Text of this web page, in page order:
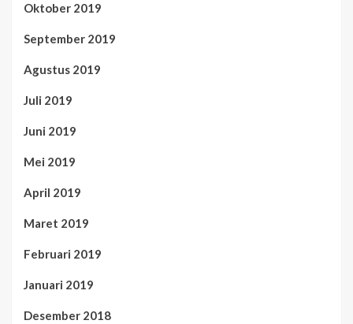
Oktober 2019
September 2019
Agustus 2019
Juli 2019
Juni 2019
Mei 2019
April 2019
Maret 2019
Februari 2019
Januari 2019
Desember 2018